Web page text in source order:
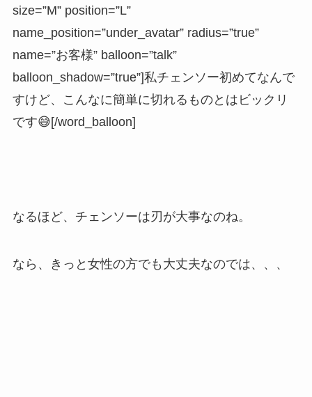
size=”M” position=”L”
name_position=”under_avatar” radius=”true”
name=”お客様” balloon=”talk”
balloon_shadow=”true”]私チェンソー初めてなんで
すけど、こんなに簡単に切れるものとはビックリ
です😅[/word_balloon]
なるほど、チェンソーは刃が大事なのね。
なら、きっと女性の方でも大丈夫なのでは、、、